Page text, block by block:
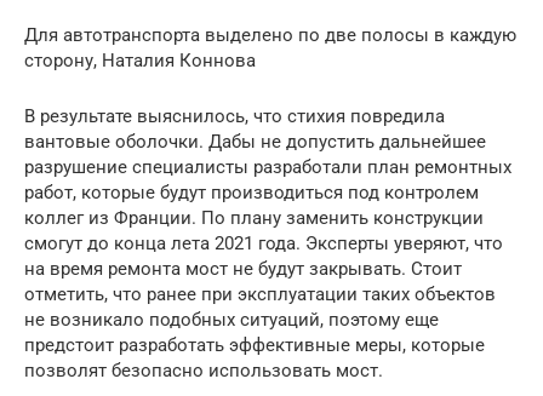
Для автотранспорта выделено по две полосы в каждую
сторону, Наталия Коннова
В результате выяснилось, что стихия повредила
вантовые оболочки. Дабы не допустить дальнейшее
разрушение специалисты разработали план ремонтных
работ, которые будут производиться под контролем
коллег из Франции. По плану заменить конструкции
смогут до конца лета 2021 года. Эксперты уверяют, что
на время ремонта мост не будут закрывать. Стоит
отметить, что ранее при эксплуатации таких объектов
не возникало подобных ситуаций, поэтому еще
предстоит разработать эффективные меры, которые
позволят безопасно использовать мост.